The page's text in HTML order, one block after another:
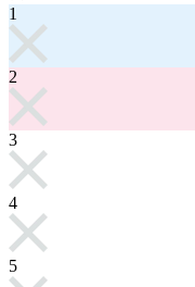
1
2
3
4
5